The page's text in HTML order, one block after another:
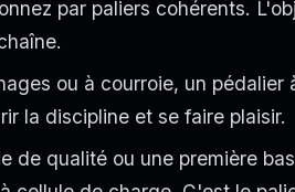
par paliers cohérents.
ou à courroie, un pédalier
la discipline et se faire plaisir.
de qualité ou une première